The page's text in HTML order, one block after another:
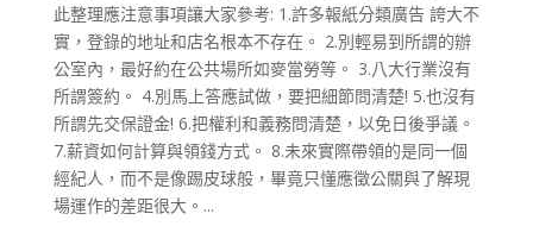
此整理應注意事項讓大家參考: 1.許多報紙分類廣告 誇大不
實，登錄的地址和店名根本不存在。 2.別輕易到所謂的辦
公室內，最好約在公共場所如麥當勞等。 3.八大行業沒有
所謂簽約。 4.別馬上答應試做，要把細節問清楚! 5.也沒有
所謂先交保證金! 6.把權利和義務問清楚，以免日後爭議。
7.薪資如何計算與領錢方式。 8.未來實際帶領的是同一個
經紀人，而不是像踢皮球般，畢竟只懂應徵公關與了解現
場運作的差距很大。...